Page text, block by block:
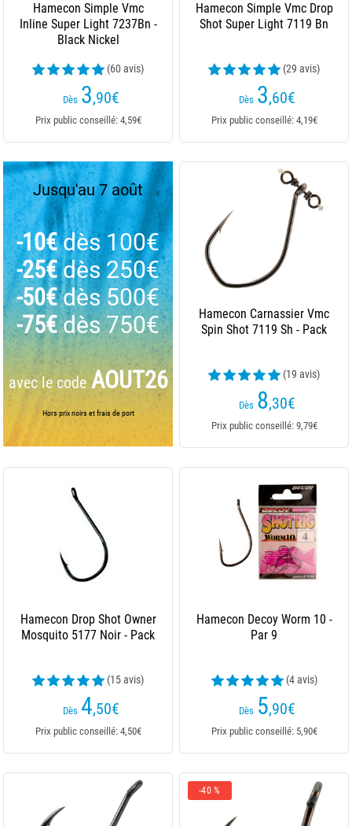
Hamecon Simple Vmc
Inline Super Light 7237Bn -
Black Nickel
(60 avis)
Dès 3,90€
Prix public conseillé: 4,59€
Hamecon Simple Vmc Drop
Shot Super Light 7119 Bn
(29 avis)
Dès 3,60€
Prix public conseillé: 4,19€
Jusqu'au 7 août
-10€ dès 100€
-25€ dès 250€
-50€ dès 500€
-75€ dès 750€
avec le code AOUT26
Hors prix noirs et frais de port
Hamecon Carnassier Vmc
Spin Shot 7119 Sh - Pack
(19 avis)
Dès 8,30€
Prix public conseillé: 9,79€
Hamecon Drop Shot Owner
Mosquito 5177 Noir - Pack
(15 avis)
Dès 4,50€
Prix public conseillé: 4,50€
Hamecon Decoy Worm 10 -
Par 9
(4 avis)
Dès 5,90€
Prix public conseillé: 5,90€
-40 %